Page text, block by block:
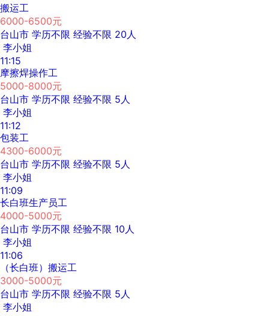
搬运工
6000-6500元
台山市 学历不限 经验不限 20人
李小姐
11:15
摩擦焊操作工
5000-8000元
台山市 学历不限 经验不限 5人
李小姐
11:12
包装工
4300-6000元
台山市 学历不限 经验不限 5人
李小姐
11:09
长白班生产员工
4000-5000元
台山市 学历不限 经验不限 10人
李小姐
11:06
（长白班）搬运工
3000-5000元
台山市 学历不限 经验不限 5人
李小姐